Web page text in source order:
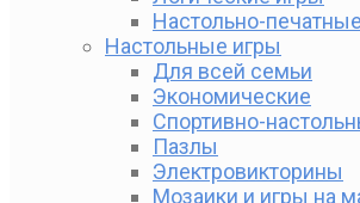
Настольно-
Настольные игры
Для всей семьи
Экономические
Спортивно-
Пазлы
Электровикторины
Мозаики и игры на